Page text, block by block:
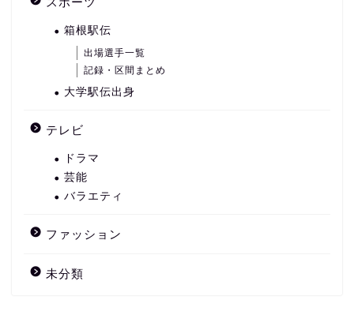
箱根駅伝
出場選手一覧
記録・区間まとめ
大学駅伝出身
テレビ
ドラマ
芸能
バラエティ
ファッション
未分類